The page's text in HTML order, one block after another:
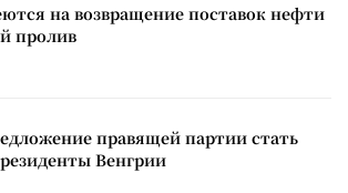
на возвращение поставок нефти
пролив
правящей партии стать
Венгрии